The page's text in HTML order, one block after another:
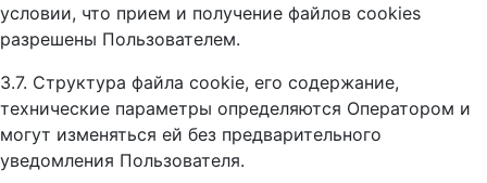
условии, что прием и получение файлов сookies
разрешены Пользователем.
3.7. Структура файла cookie, его содержание,
технические параметры определяются Оператором и
могут изменяться ей без предварительного
уведомления Пользователя.